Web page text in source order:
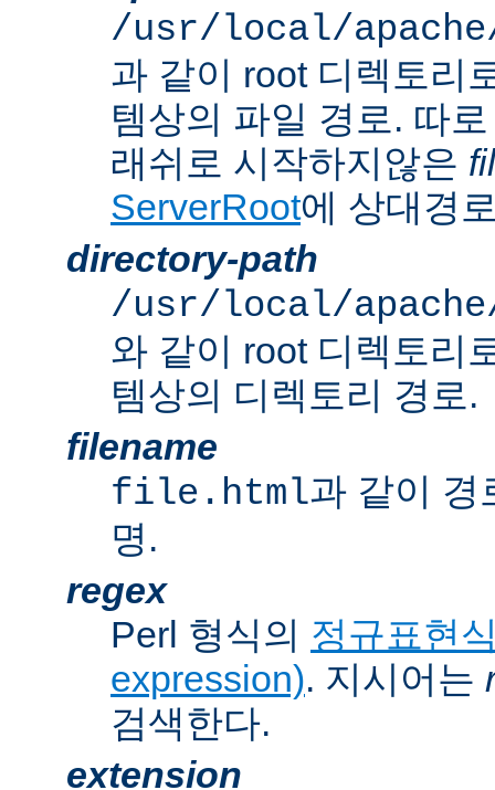
/usr/local/
과 같이 root 디렉토리
템상의 파일 경로. 따
래쉬로 시작하지않은
ServerRoot에 상대경
directory-path
/usr/local/
와 같이 root 디렉토리
템상의 디렉토리 경로.
filename
file.html과 같이 경
명.
regex
Perl 형식의 정규표현
expression). 지시어는
검색한다.
extension